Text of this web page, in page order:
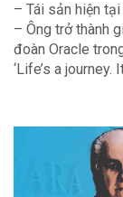
– Tái sản hiện
– Ông trở thành
đoàn Oracle
‘Life’s a